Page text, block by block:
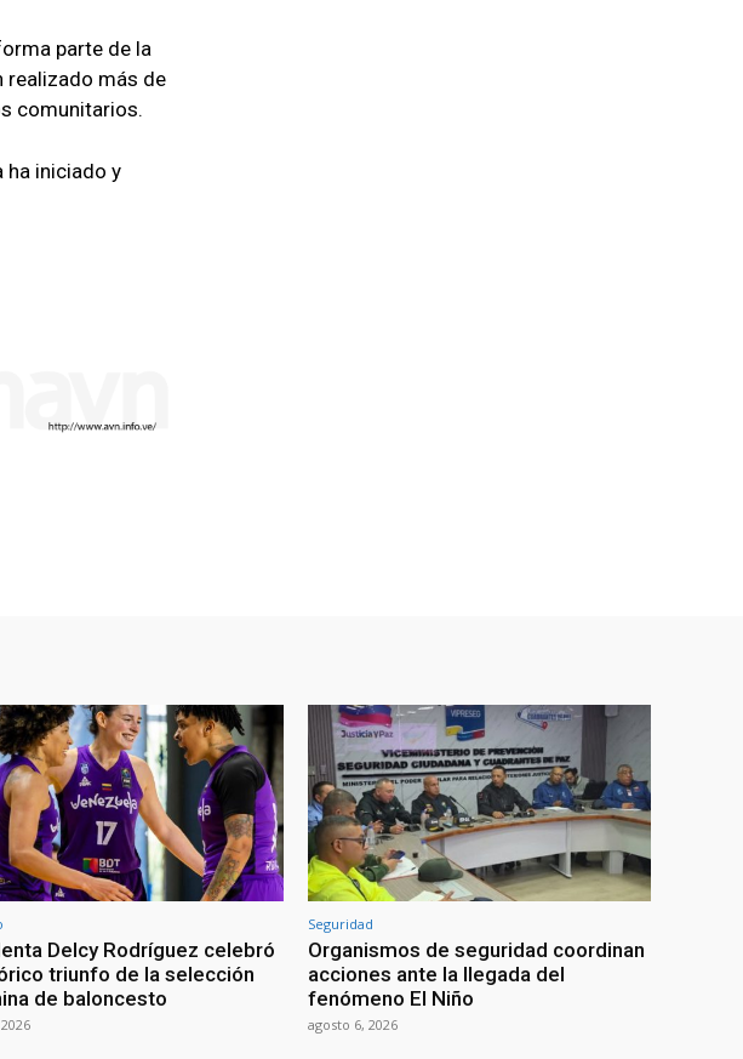
parte de la
realizado más de
comunitarios.
ha iniciado y
Delcy Rodríguez celebró
triunfo de la selección
de baloncesto
Seguridad
Organismos de seguridad coordinan
acciones ante la llegada del
fenómeno El Niño
agosto 6, 2026